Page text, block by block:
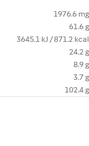
1976.6 mg
61.6 g
3645.1 kJ / 871.2 kcal
24.2 g
8.9 g
3.7 g
102.4 g